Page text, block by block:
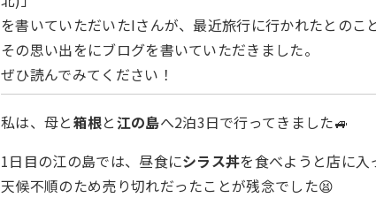
を書いていただいたIさんが、最近旅行に行かれたとのこ
その思い出をにブログを書いていただきました。
ぜひ読んでみてください！
私は、母と箱根と江の島へ2泊3日で行ってきました🚙
1日目の江の島では、昼食にシラス丼を食べようと店に入
天候不順のため売り切れだったことが残念でした😫